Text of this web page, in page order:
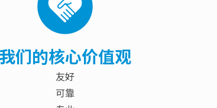
我们的核心价值观
友好
可靠